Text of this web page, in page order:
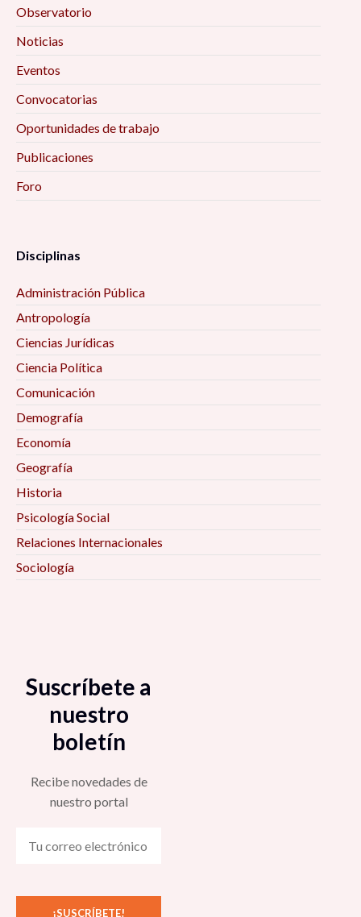
Observatorio
Noticias
Eventos
Convocatorias
Oportunidades de trabajo
Publicaciones
Foro
Disciplinas
Administración Pública
Antropología
Ciencias Jurídicas
Ciencia Política
Comunicación
Demografía
Economía
Geografía
Historia
Psicología Social
Relaciones Internacionales
Sociología
Suscríbete a
nuestro
boletín
Recibe novedades de
nuestro portal